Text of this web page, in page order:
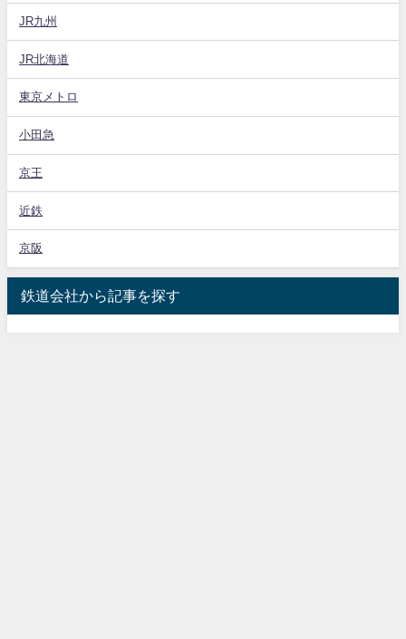
JR九州
JR北海道
東京メトロ
小田急
京王
近鉄
京阪
鉄道会社から記事を探す